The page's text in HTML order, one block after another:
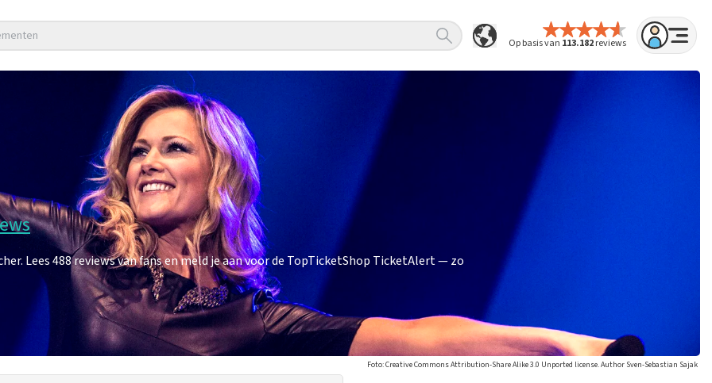
Op basis van 113.182reviews
Lees 488 reviews van fans en meld je aan voor de TopTicketShop TicketAlert — zo
Foto: Creative Commons Attribution-Share Alike 3.0 Unported license. Author Sven-Sebastian Sajak